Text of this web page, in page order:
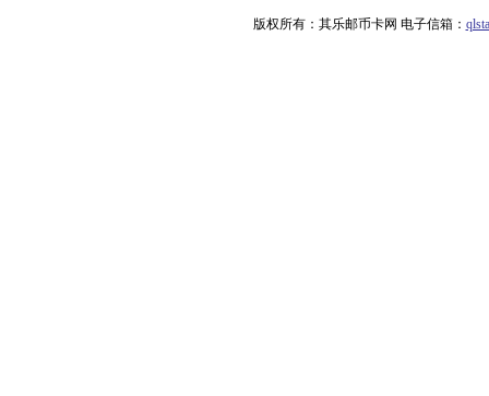
版权所有：其乐邮币卡网 电子信箱：